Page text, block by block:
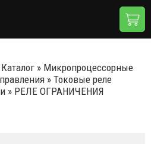
Каталог » Микропроцессорные
» Токовые реле
» РЕЛЕ ОГРАНИЧЕНИЯ